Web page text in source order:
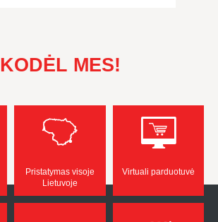
KODĖL MES!
Pristatymas visoje
Lietuvoje
Virtuali parduotuvė